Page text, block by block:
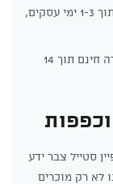
– הזמנות נשלחות תוך 1-3 ימי עסקים,
– לא מרוצים? החזרה חינם תוך 14
סטייל צבר ידע
לא רק מוכרים